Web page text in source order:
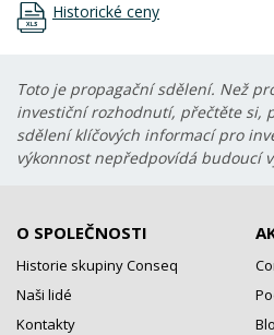
Historické ceny
Toto je propagační sdělení. Než
investiční rozhodnutí, přečtěte si,
sdělení klíčových informací pro
výkonnost nepředpovídá budoucí
O SPOLEČNOSTI
Historie skupiny Conseq
Naši lidé
Kontakty